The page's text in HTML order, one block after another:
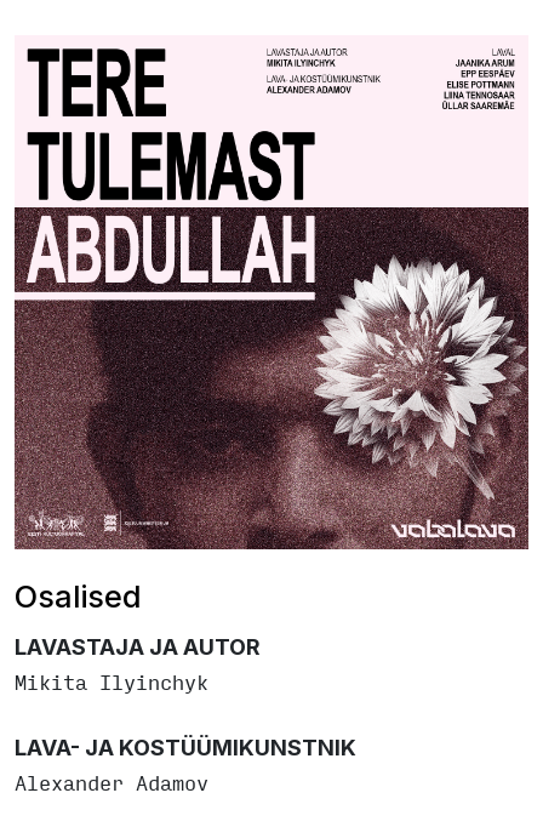
Osalised
LAVASTAJA JA AUTOR
Mikita Ilyinchyk
LAVA- JA KOSTÜÜMIKUNSTNIK
Alexander Adamov